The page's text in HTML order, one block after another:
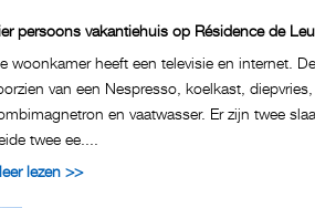
persoons vakantiehuis op Résidence de
woonkamer heeft een televisie en internet.
van een Nespresso, koelkast, diepvries,
en vaatwasser. Er zijn twee
twee ee....
lezen >>